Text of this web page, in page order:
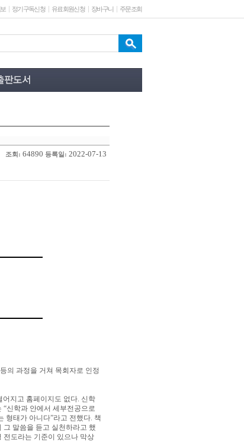
정기구독신청 유료회원신청 장바구니 주문조회
조회: 64890 등록일: 2022-07-13
의 과정을 거쳐 목회자로 인정
어지고 홈페이지도 없다. 신학
“신학과 안에서 세부전공으로
형태가 아니다”라고 전했다. 책
말씀을 듣고 실천하라고 했
전도라는 기준이 있으나 막상